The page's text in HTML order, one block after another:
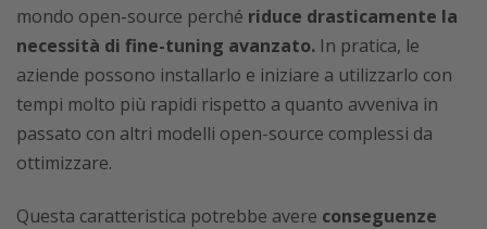
mondo open-source perché riduce drasticamente la
necessità di fine-tuning avanzato. In pratica, le
aziende possono installarlo e iniziare a utilizzarlo con
tempi molto più rapidi rispetto a quanto avveniva in
passato con altri modelli open-source complessi da
ottimizzare.
Questa caratteristica potrebbe avere conseguenze